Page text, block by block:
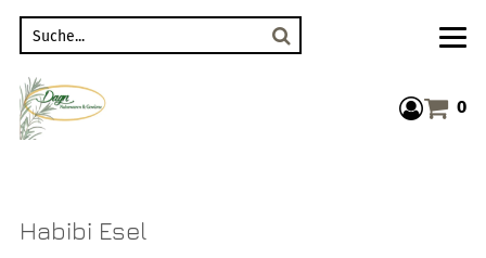
0
Habibi Esel